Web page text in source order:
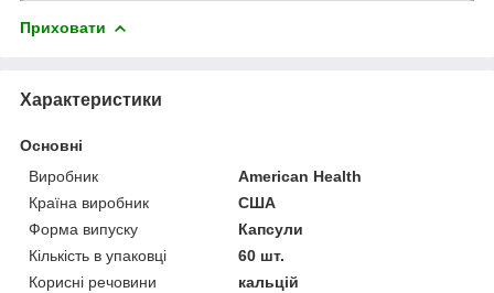
Приховати
Характеристики
Основні
Виробник
American Health
Країна виробник
США
Форма випуску
Капсули
Кількість в упаковці
60 шт.
Корисні речовини
кальцій